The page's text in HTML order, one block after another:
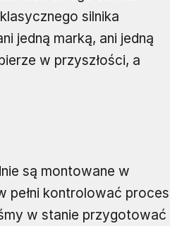
silnika
jedną marką, ani jedną
w przyszłości, a
są montowane w
pełni kontrolować proces
w stanie przygotować